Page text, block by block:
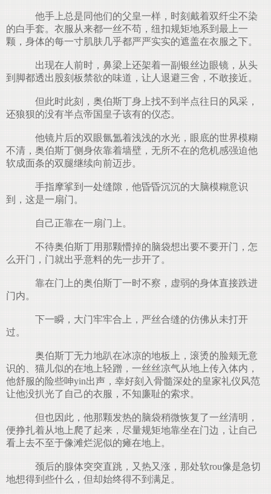
他手上总是同他们的父皇一样，时刻戴着双纤尘不染
的白手套。衣服从来都一丝不苟，纽扣规矩地系到最上一
颗，身体的每一寸肌肤几乎都严严实实的遮盖在衣服之下。
出现在人前时，鼻梁上还架着一副银丝边眼镜，从头
到脚都透出股刻板禁欲的味道，让人退避三舍，不敢接近。
但此时此刻，奥伯斯丁身上找不到半点往日的风采，
还狼狈的没有半点帝国皇子该有的仪态。
他镜片后的双眼氤氲着浅浅的水光，眼底的世界模糊
不清，奥伯斯丁侧身依靠着墙壁，无所不在的危机感强迫他
软成面条的双腿继续向前迈步。
手指摩挲到一处缝隙，他昏昏沉沉的大脑模糊意识
到，这是一扇门。
自己正靠在一扇门上。
不待奥伯斯丁用那颗懵掉的脑袋想出要不要开门，怎
么开门，门就出乎意料的先一步开了。
靠在门上的奥伯斯丁一时不察，虚弱的身体直接跌进
门内。
下一瞬，大门牢牢合上，严丝合缝的仿佛从未打开
过。
奥伯斯丁无力地趴在冰凉的地板上，滚烫的脸颊无意
识的、猫儿似的在地上轻蹭，一丝丝凉气从地上传入体内，
他舒服的险些呻yin出声，幸好刻入骨髓深处的皇家礼仪风范
让他没扒光了自己的衣服，不知廉耻的索求。
但也因此，他那颗发热的脑袋稍微恢复了一丝清明，
便挣扎着从地上爬了起来，尽量规矩地靠坐在门边，让自己
看上去不至于像滩烂泥似的瘫在地上。
颈后的腺体突突直跳，又热又涨，那处软rou像是急切
地想得到些什么，但却始终得不到满足。